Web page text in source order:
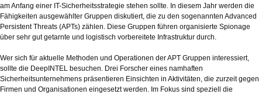
am Anfang einer IT-Sicherheitsstrategie stehen sollte. In diesem Jahr werden die
Fähigkeiten ausgewählter Gruppen diskutiert, die zu den sogenannten Advanced
Persistent Threats (APTs) zählen. Diese Gruppen führen organisierte Spionage
über sehr gut getarnte und logistisch vorbereitete Infrastruktur durch.
Wer sich für aktuelle Methoden und Operationen der APT Gruppen interessiert,
sollte die DeepINTEL besuchen. Drei Forscher eines namhaften
Sicherheitsunternehmens präsentieren Einsichten in Aktivitäten, die zurzeit gegen
Firmen und Organisationen eingesetzt werden. Im Fokus sind speziell die